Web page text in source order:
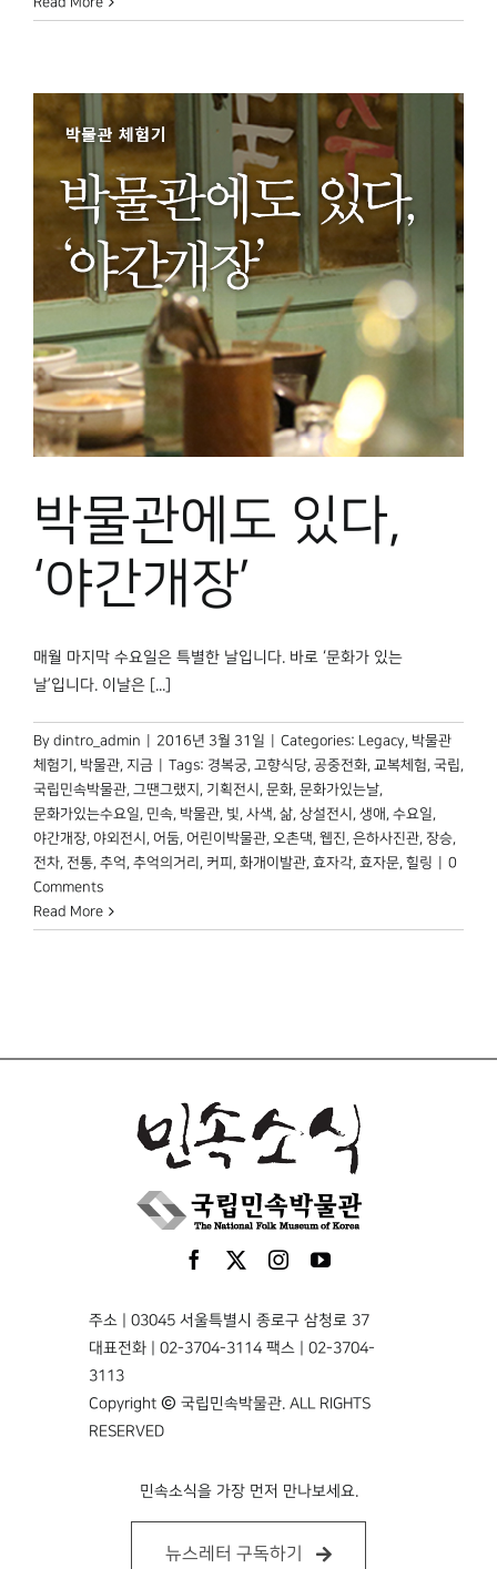
박물관에도 있다,
‘야간개장’
매월 마지막 수요일은 특별한 날입니다. 바로 ‘문화가 있는
날’입니다. 이날은 [...]
By dintro_admin 2016년 3월 31일 Categories: Legacy, 박물관
체험기 , 박물관, 지금 Tags: 경복궁, 고향식당, 공중전화, 교복체험, 국립,
국립민속박물관, 그땐그랬지 , 기획전시 , 문화, 문화가있는날,
문화가있는수요일, 민속, 박물관, 빛, 사색, 삶, 상설전시 , 생애 , 수요일,
야간개장, 야외전시 , 어둠, 어린이박물관, 오촌댁, 웹진, 은하사진관, 장승,
전차, 전통, 추억, 추억의거리 , 커피 , 화개이발관, 효자각, 효자문, 힐링
0
Comments
Read More
주소 | 03045 서울특별시 종로구 삼청로 37
대표전화 | 02-3704-3114 팩스 | 02-3704-
3113
Copyright © 국립민속박물관. ALL RIGHTS
RESERVED
민속소식을 가장 먼저 만나보세요.
뉴스레터 구독하기